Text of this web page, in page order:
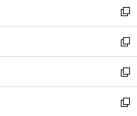
く
で
開
く
ド
ウ
で
開
く
ィ
ン
ド
ウ
で
開
く
い
ウ
ィ
ン
ド
ウ
で
新
し
い
ウ
ィ
ン
ド
新
し
い
ウ
ィ
新
し
い
新